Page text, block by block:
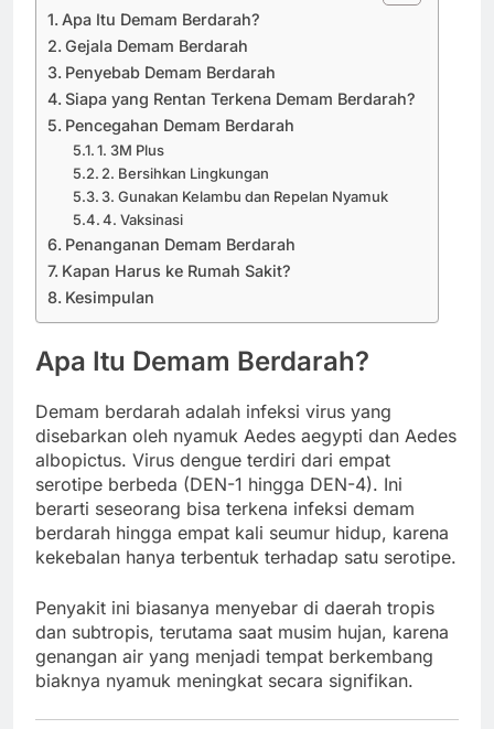
Apa Itu Demam Berdarah?
Gejala Demam Berdarah
Penyebab Demam Berdarah
Siapa yang Rentan Terkena Demam Berdarah?
Pencegahan Demam Berdarah
1. 3M Plus
2. Bersihkan Lingkungan
3. Gunakan Kelambu dan Repelan Nyamuk
4. Vaksinasi
Penanganan Demam Berdarah
Kapan Harus ke Rumah Sakit?
Kesimpulan
Apa Itu Demam Berdarah?
Demam berdarah adalah infeksi virus yang
disebarkan oleh nyamuk Aedes aegypti dan Aedes
albopictus. Virus dengue terdiri dari empat
serotipe berbeda (DEN-1 hingga DEN-4). Ini
berarti seseorang bisa terkena infeksi demam
berdarah hingga empat kali seumur hidup, karena
kekebalan hanya terbentuk terhadap satu serotipe.
Penyakit ini biasanya menyebar di daerah tropis
dan subtropis, terutama saat musim hujan, karena
genangan air yang menjadi tempat berkembang
biaknya nyamuk meningkat secara signifikan.